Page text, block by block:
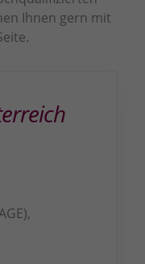
Ihnen gern mit
Kategorien geben
lassen und so nur
Funktionen und sind für